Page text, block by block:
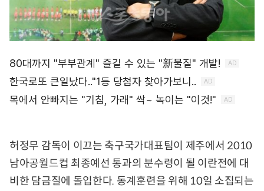
허정무 감독이 이끄는 축구국가대표팀이 제주에서 2010
남아공월드컵 최종예선 통과의 분수령이 될 이란전에 대
비한 담금질에 돌입한다. 동계훈련을 위해 10일 소집되는